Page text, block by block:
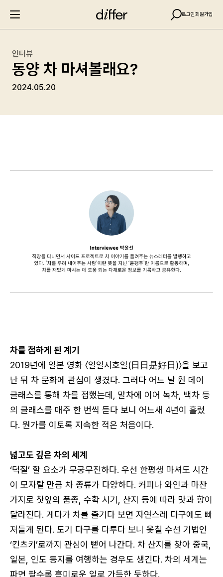
로그인회원가입
인터뷰
동양 차 마셔볼래요?
2024.05.20
차를 접하게 된 계기
2019년에 일본 영화 〈일일시호일(日日是好日)〉을 보고
난 뒤 차 문화에 관심이 생겼다. 그러다 어느 날 원 데이
클래스를 통해 차를 접했는데, 말차에 이어 녹차, 백차 등
의 클래스를 매주 한 번씩 듣다 보니 어느새 4년이 흘렀
다. 뭔가를 이토록 지속한 적은 처음이다.
넓고도 깊은 차의 세계
‘덕질’ 할 요소가 무궁무진하다. 우선 한평생 마셔도 시간
이 모자랄 만큼 차 종류가 다양하다. 커피나 와인과 마찬
가지로 찻잎의 품종, 수확 시기, 산지 등에 따라 맛과 향이
달라진다. 게다가 차를 즐기다 보면 자연스레 다구에도 빠
져들게 된다. 도기 다구를 다루다 보니 옻칠 수선 기법인
‘킨츠키’로까지 관심이 뻗어 나간다. 차 산지를 찾아 중국,
일본, 인도 등지를 여행하는 경우도 생긴다. 차의 세계는
파면 팔수록 흥미로운 일로 가득한 듯하다.